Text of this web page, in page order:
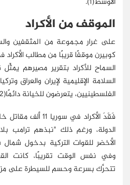
الموقف من الأكراد
على غرار مجموعة من المثقفين
كوبيرن موقفًا قريبًا من مطالب
السماح للأكراد بتقرير مصيرهم
السلامة الإقليمية لإيران والعراق
الفلسطينيين، يتعرضون للخيانة دائمًا(2)، على حدِّ قوله.
فَقَدَ الأكراد في
الدولة، ورغم ذلك "نبذهم ترامب
وفي نفس الوقت تقريبًا، كانت
تتحرَّك بسرعة وحسم للسيطرة على